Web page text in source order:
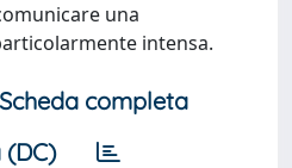
una
intensa.
Scheda completa